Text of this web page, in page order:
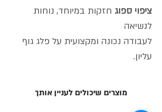
ציפוי ספוג חזקות במיוחד, נוחות
לנשיאה
לעבודה נכונה ומקצועית על פלג גוף
עליון.
מוצרים שיכולים לעניין אותך